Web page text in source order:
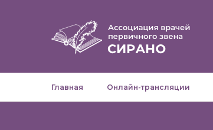
Главная Онлайн-трансляции